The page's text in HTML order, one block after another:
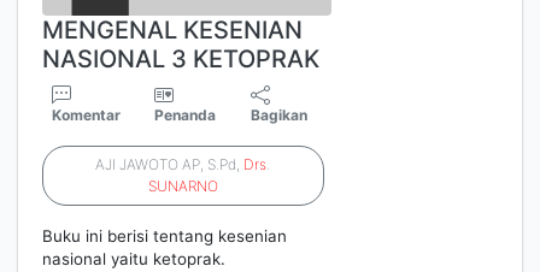
MENGENAL KESENIAN
NASIONAL 3 KETOPRAK
Komentar Penanda Bagikan
AJI JAWOTO AP, S.Pd, Drs.
SUNARNO
Buku ini berisi tentang kesenian
nasional yaitu ketoprak.